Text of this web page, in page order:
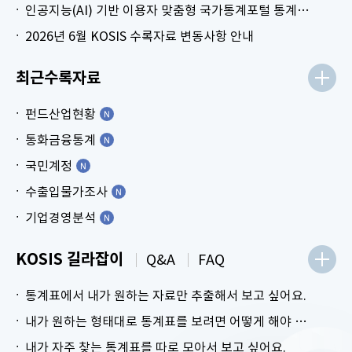
인공지능(AI) 기반 이용자 맞춤형 국가통계포털 통계표 생성 시범 서비스 안내
2026년 6월 KOSIS 수록자료 변동사항 안내
최근수록자료
펀드산업현황
통화금융통계
국민계정
수출입물가조사
기업경영분석
KOSIS 길라잡이
통계표에서 내가 원하는 자료만 추출해서 보고 싶어요.
내가 원하는 형태대로 통계표를 보려면 어떻게 해야 하나요?
내가 자주 찾는 통계표를 따로 모아서 보고 싶어요.
Q&A FAQ